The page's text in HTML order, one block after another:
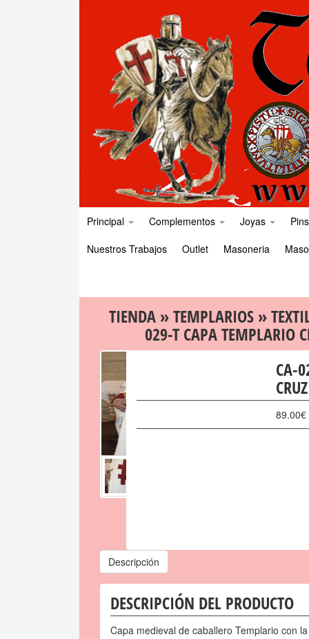
Principal Complementos Joyas
Pins
Nuestros Trabajos
Outlet Masoneria
TIENDA»TEMPLARIOS»
029-T CAPA TEMPLARIO
CA-
89.00€
Descripción
DESCRIPCIÓN DEL PRODUCTO
Capa medieval de caballero Templario con